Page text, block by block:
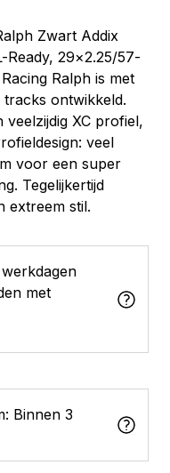
Zwart Addix
Ready, 29×2.25/57-
Ralph is met
tracks ontwikkeld.
XC profiel,
veel
voor een super
Tegelijkertijd
extreem stil.
met
Binnen 3